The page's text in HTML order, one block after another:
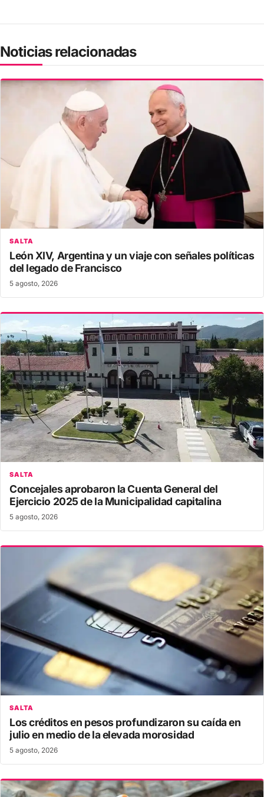
Noticias relacionadas
SALTA
León XIV, Argentina y un viaje con señales políticas
del legado de Francisco
5 agosto, 2026
SALTA
Concejales aprobaron la Cuenta General del
Ejercicio 2025 de la Municipalidad capitalina
5 agosto, 2026
SALTA
Los créditos en pesos profundizaron su caída en
julio en medio de la elevada morosidad
5 agosto, 2026